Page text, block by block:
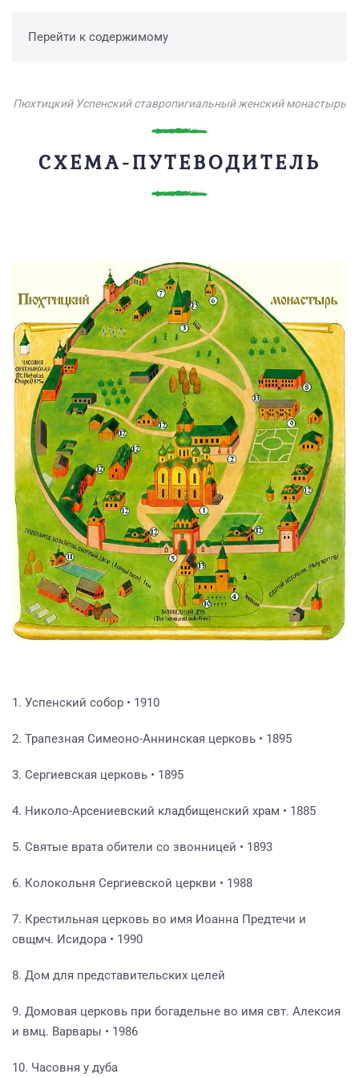
Перейти к содержимому
Пюхтицкий Успенский ставропигиальный женский монастырь
СХЕМА-ПУТЕВОДИТЕЛЬ
1. Успенский собор • 1910
2. Трапезная Симеоно-Аннинская церковь • 1895
3. Сергиевская церковь • 1895
4. Николо-Арсениевский кладбищенский храм • 1885
5. Святые врата обители со звонницей • 1893
6. Колокольня Сергиевской церкви • 1988
7. Крестильная церковь во имя Иоанна Предтечи и
свщмч. Исидора • 1990
8. Дом для представительских целей
9. Домовая церковь при богадельне во имя свт. Алексия
и вмц. Варвары • 1986
10. Часовня у дуба